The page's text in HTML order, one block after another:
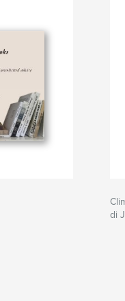
di